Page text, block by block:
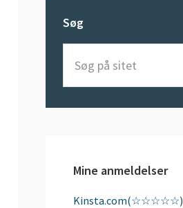
Søg
sitet
Mine anmeldelser
Kinsta.com(☆☆☆☆☆)